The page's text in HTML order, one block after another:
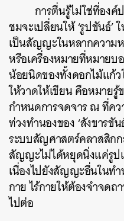
การตื่นรู้ไม่ใช่ที่อง
ชมจะเปลี่ยนให้ ‘รูปขันธ์’
เป็นสัญญะในหลากความ
หรือเครื่องหมายที่หมายบ
น้อยนิดของทั้งดอกไม้แก้
ให้วาดให้เขียน คือหมาย
กำหนดการจดจาร ณ ที่คว
ท่วงทำนองของ ‘สังขารขั
ระบบสัญศาสตร์คลาสสิก
สัญญะไม่ได้หยุดนิ่งแค่รูป
เนื่องไปยังสัญญะอื่นในท
กาย ไร้กายให้ต้องจำจดถ
ไปต่อ